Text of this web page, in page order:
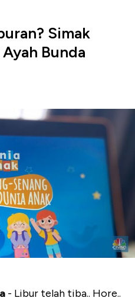
Simak
Bunda
- Libur telah tiba.. Hore..